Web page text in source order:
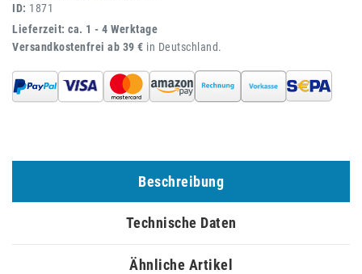
ID: 1871
Lieferzeit: ca. 1 - 4 Werktage
Versandkostenfrei ab 39 € in Deutschland.
Beschreibung
Technische Daten
Ähnliche Artikel